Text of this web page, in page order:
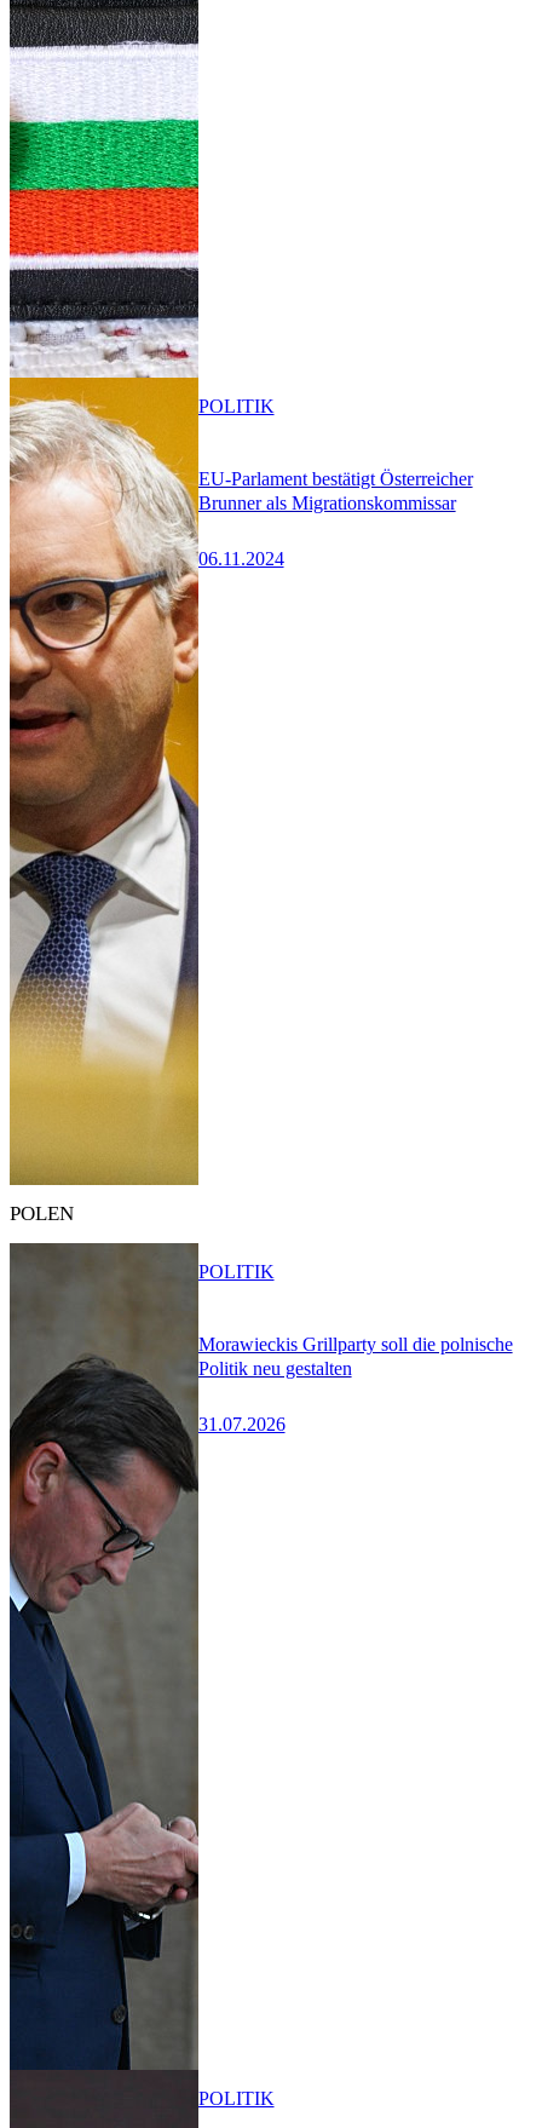
EU-Parlament bestätigt Österreicher
Brunner als Migrationskommissar
06.11.2024
POLITIK
POLEN
Morawieckis Grillparty soll die polnische
Politik neu gestalten
31.07.2026
POLITIK
POLITIK